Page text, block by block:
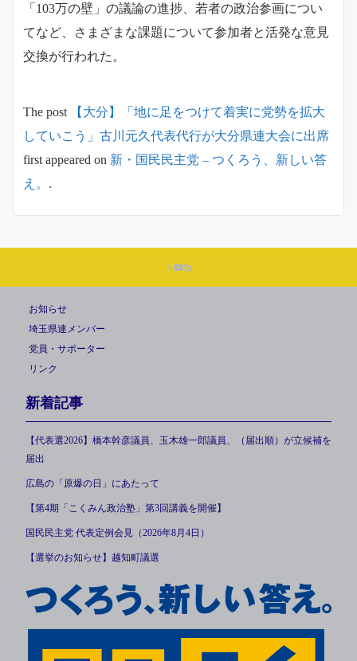
「103万の壁」の議論の進捗、若者の政治参画につい
てなど、さまざまな課題について参加者と活発な意見
交換が行われた。
The post
【大分】「地に足をつけて着実に党勢を拡大
していこう」古川元久代表代行が大分県連大会に出席
first appeared on 新・国民民主党 – つくろう、新しい答
え。 .
お知らせ
埼玉県連メンバー
党員・サポーター
リンク
新着記事
【代表選2026】橋本幹彦議員、玉木雄一郎議員、（届出順）が立候補を
届出
広島の「原爆の日」にあたって
【第4期「こくみん政治塾」第3回講義を開催】
国民民主党 代表定例会見（2026年8月4日）
【選挙のお知らせ】越知町議選